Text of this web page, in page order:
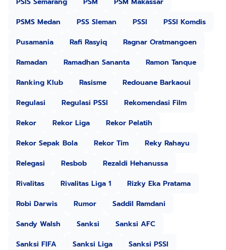
PSMS Medan
PSS Sleman PSSI
PSSI Komdis
Pusamania
Rafi Rasyiq
Ragnar Oratmangoen
Ramadan
Ramadhan Sananta
Ramon Tanque
Ranking Klub
Rasisme
Redouane Barkaoui
Regulasi
Regulasi PSSI
Rekomendasi Film
Rekor
Rekor Liga
Rekor Pelatih
Rekor Sepak Bola
Rekor Tim
Reky Rahayu
Relegasi
Resbob
Rezaldi Hehanussa
Rivalitas
Rivalitas Liga 1
Rizky Eka Pratama
Robi Darwis
Rumor
Saddil Ramdani
Sandy Walsh
Sanksi
Sanksi AFC
Sanksi FIFA
Sanksi Liga
Sanksi PSSI